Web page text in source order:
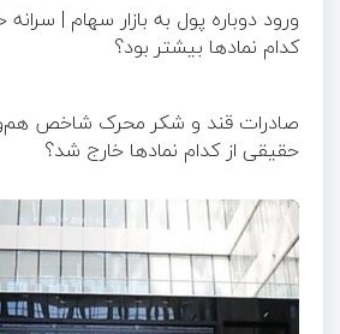
ورود دوباره پول به بازار سهام |
کدام نماد‌ها بیشتر بود؟
صادرات قند و شکر محرک شاخص
حقیقی از کدام نماد‌ها خارج شد؟